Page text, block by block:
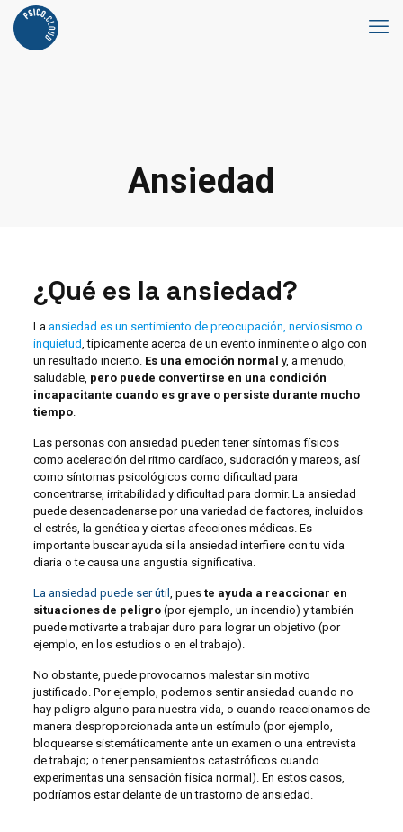
Ansiedad
¿Qué es la ansiedad?
La ansiedad es un sentimiento de preocupación, nerviosismo o
inquietud, típicamente acerca de un evento inminente o algo con
un resultado incierto. Es una emoción normal y, a menudo,
saludable, pero puede convertirse en una condición
incapacitante cuando es grave o persiste durante mucho
tiempo.
Las personas con ansiedad pueden tener síntomas físicos
como aceleración del ritmo cardíaco, sudoración y mareos, así
como síntomas psicológicos como dificultad para
concentrarse, irritabilidad y dificultad para dormir. La ansiedad
puede desencadenarse por una variedad de factores, incluidos
el estrés, la genética y ciertas afecciones médicas. Es
importante buscar ayuda si la ansiedad interfiere con tu vida
diaria o te causa una angustia significativa.
La ansiedad puede ser útil , pues te ayuda a reaccionar en
situaciones de peligro(por ejemplo, un incendio) y también
puede motivarte a trabajar duro para lograr un objetivo (por
ejemplo, en los estudios o en el trabajo).
No obstante, puede provocarnos malestar sin motivo
justificado. Por ejemplo, podemos sentir ansiedad cuando no
hay peligro alguno para nuestra vida, o cuando reaccionamos de
manera desproporcionada ante un estímulo (por ejemplo,
bloquearse sistemáticamente ante un examen o una entrevista
de trabajo; o tener pensamientos catastróficos cuando
experimentas una sensación física normal). En estos casos,
podríamos estar delante de un trastorno de ansiedad.